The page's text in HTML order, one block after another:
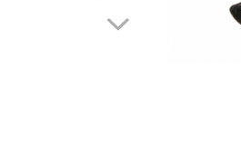
vanatoare si tactice